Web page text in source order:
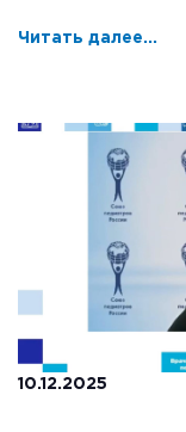
Читать далее...
10.12.2025